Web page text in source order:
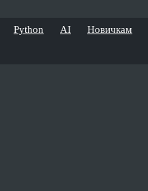
Python AI Новичкам